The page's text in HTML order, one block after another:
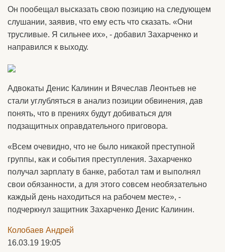
Он пообещал высказать свою позицию на следующем
слушании, заявив, что ему есть что сказать. «Они
трусливые. Я сильнее их», - добавил Захарченко и
направился к выходу.
Адвокаты Денис Калинин и Вячеслав Леонтьев не
стали углубляться в анализ позиции обвинения, дав
понять, что в прениях будут добиваться для
подзащитных оправдательного приговора.
«Всем очевидно, что не было никакой преступной
группы, как и события преступления. Захарченко
получал зарплату в банке, работал там и выполнял
свои обязанности, а для этого совсем необязательно
каждый день находиться на рабочем месте», -
подчеркнул защитник Захарченко Денис Калинин.
Колобаев Андрей
16.03.19 19:05